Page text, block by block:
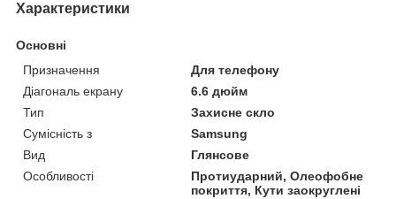
Характеристики
Основні
Призначення
Для телефону
Діагональ екрану
6.6 дюйм
Тип
Захисне скло
Сумісність з
Samsung
Вид
Глянсове
Особливості
Протиударний, Олеофобне
покриття, Кути заокруглені